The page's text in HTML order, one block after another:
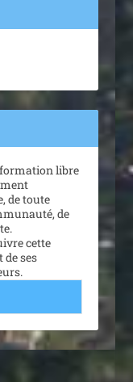
libre
de toute
de
cette
ses